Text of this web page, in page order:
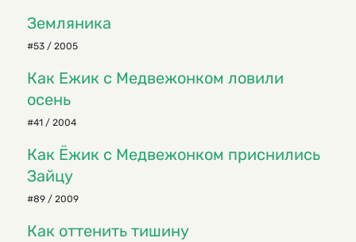
Земляника
#53 / 2005
Как Ежик с Медвежонком ловили
осень
#41 / 2004
Как Ёжик с Медвежонком приснились
Зайцу
#89 / 2009
Как оттенить тишину